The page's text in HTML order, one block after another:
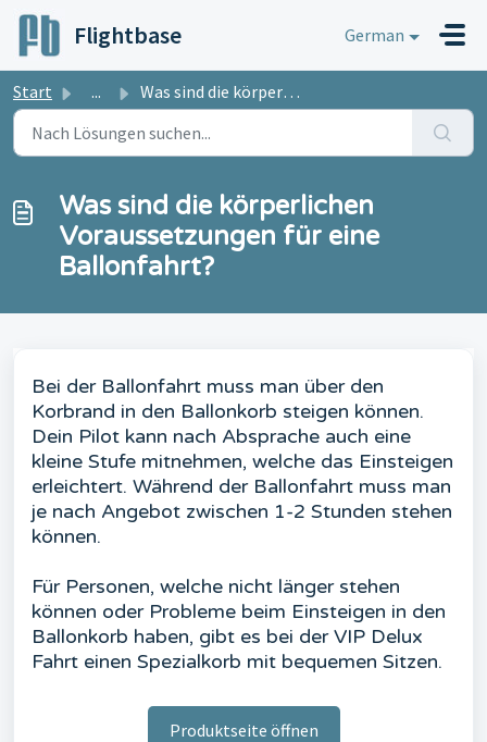
Zum hauptsächlichen Inhalt gehen
Flightbase German
Start ... Was sind die körperlichen Voraussetzungen für eine Ballon...
Was sind die körperlichen
Voraussetzungen für eine
Ballonfahrt?
Bei der Ballonfahrt muss man über den
Korbrand in den Ballonkorb steigen können.
Dein Pilot kann nach Absprache auch eine
kleine Stufe mitnehmen, welche das Einsteigen
erleichtert. Während der Ballonfahrt muss man
je nach Angebot zwischen 1-2 Stunden stehen
können.
Für Personen, welche nicht länger stehen
können oder Probleme beim Einsteigen in den
Ballonkorb haben, gibt es bei der VIP Delux
Fahrt einen Spezialkorb mit bequemen Sitzen.
Produktseite öffnen